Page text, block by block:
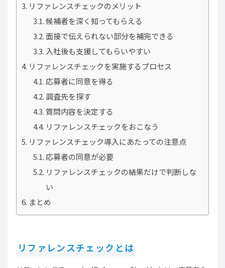
リファレンスチェックのメリット
候補者を深く知ってもらえる
面接で伝えられない部分を補完できる
入社後も支援してもらいやすい
リファレンスチェックを実施するプロセス
応募者に同意を得る
調査先を探す
質問内容を決定する
リファレンスチェックをおこなう
リファレンスチェック導入にあたっての注意点
応募者の同意が必要
リファレンスチェックの結果だけで判断しな
い
まとめ
リファレンスチェックとは